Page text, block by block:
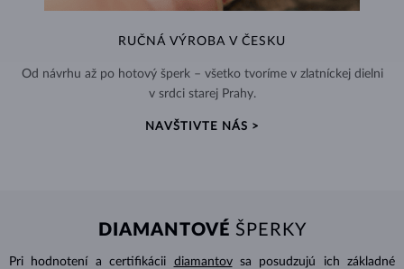
RUČNÁ VÝROBA V ČESKU
Od návrhu až po hotový šperk – všetko tvoríme v zlatníckej dielni
v srdci starej Prahy.
NAVŠTIVTE NÁS >
DIAMANTOVÉ ŠPERKY
Pri hodnotení a certifikácii diamantovsa posudzujú ich základné